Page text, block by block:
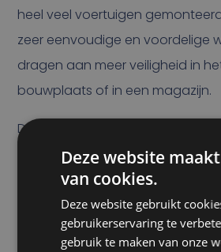
heel veel voertuigen
zeer eenvoudige en voordelige
dragen aan meer veiligheid in
bouwplaats of in een magazijn.
Daarbij komt dat het geluid
ingeburgerd dat personen het
met een achteruitrijdend
bij het horen van zo’n alarm, dat
Omdat achteruitrijalarmen al
Deze website
van cookies.
Deze website gebruikt
gebruikerservaring te
gebruik te maken van onze